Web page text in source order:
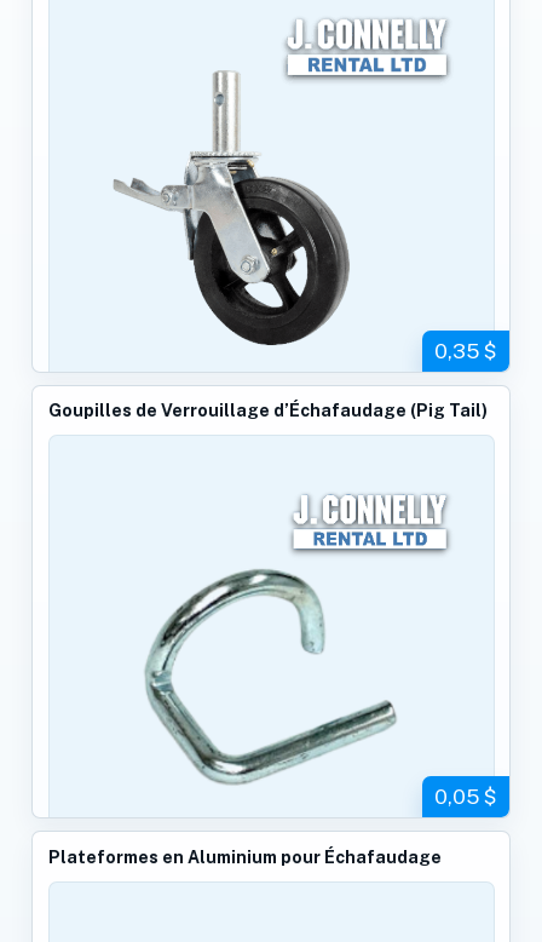
0,35 $
Goupilles de Verrouillage d’Échafaudage (Pig Tail)
0,05 $
Plateformes en Aluminium pour Échafaudage